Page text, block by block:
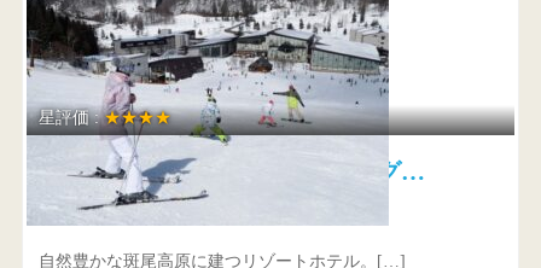
星評価 :★★★★
斑尾東急リゾート ホテルタング…
長野県 上水内郡信濃町古海3575-8
自然豊かな斑尾高原に建つリゾートホテル。[…]